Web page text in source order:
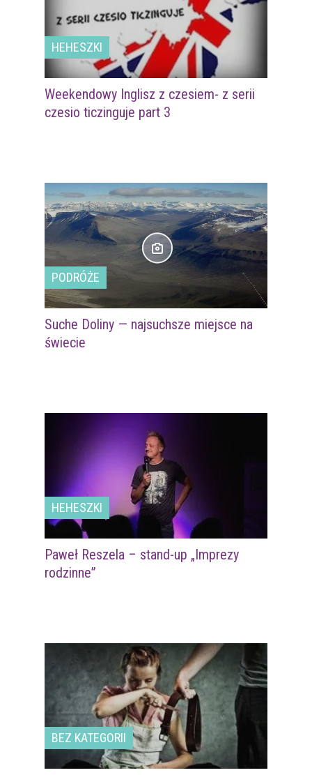
HEHESZKI
Weekendowy Inglisz z czesiem- z serii
czesio ticzinguje part 3
PODRÓŻE
Suche Doliny — najsuchsze miejsce na
świecie
HEHESZKI
Paweł Reszela – stand-up „Imprezy
rodzinne”
BEZ KATEGORII